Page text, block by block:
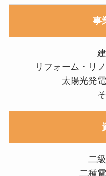
事
リフォーム・リ
太陽光発
二
二種